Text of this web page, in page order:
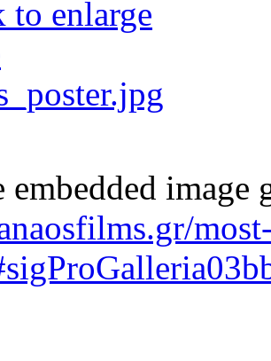
embedded image